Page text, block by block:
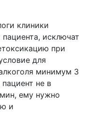
клиники
исключат
при
для
минимум 3
не в
ему нужно
и